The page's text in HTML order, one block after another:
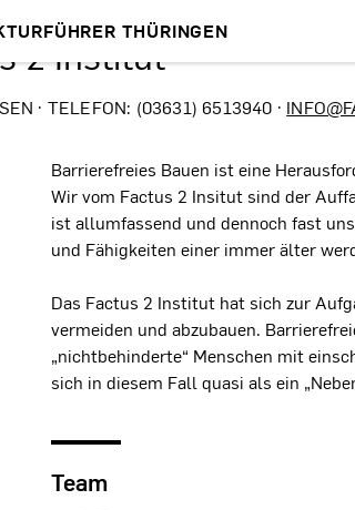
THÜRINGEN
2 Institut®
· TELEFON: (03631) 6513940 ·
Barrierefreies Bauen ist eine
Wir vom Factus 2 Insitut sind der
ist allumfassend und dennoch fast
und Fähigkeiten einer immer älter
Das Factus 2 Institut hat sich zur
vermeiden und abzubauen.
„nichtbehinderte“ Menschen mit
sich in diesem Fall quasi als ein
Team